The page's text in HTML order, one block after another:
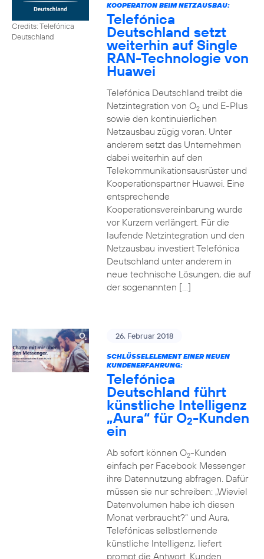
Credits: Telefónica
Deutschland
KOOPERATION BEIM NETZAUSBAU:
Telefónica
Deutschland setzt
weiterhin auf Single
RAN-Technologie von
Huawei
Telefónica Deutschland treibt die
Netzintegration von O2und E-Plus
sowie den kontinuierlichen
Netzausbau zügig voran. Unter
anderem setzt das Unternehmen
dabei weiterhin auf den
Telekommunikationsausrüster und
Kooperationspartner Huawei. Eine
entsprechende
Kooperationsvereinbarung wurde
vor Kurzem verlängert. Für die
laufende Netzintegration und den
Netzausbau investiert Telefónica
Deutschland unter anderem in
neue technische Lösungen, die auf
der sogenannten […]
26. Februar 2018
SCHLÜSSELELEMENT EINER NEUEN
KUNDENERFAHRUNG:
Telefónica
Deutschland führt
künstliche Intelligenz
„Aura“ für O2-Kunden
ein
Ab sofort können O2-Kunden
einfach per Facebook Messenger
ihre Datennutzung abfragen. Dafür
müssen sie nur schreiben: „Wieviel
Datenvolumen habe ich diesen
Monat verbraucht?“ und Aura,
Telefónicas selbstlernende
künstliche Intelligenz, liefert
prompt die Antwort. Kunden